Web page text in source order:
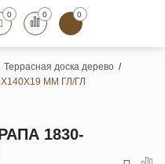
Назад
0 0 0
Террасная доска дерево /
ММ ГЛ/ГЛ
1830-